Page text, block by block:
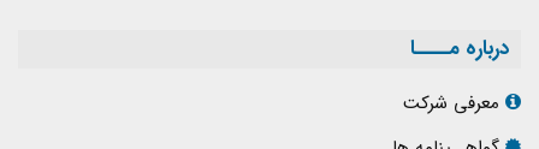
درباره مــــا
معرفی شرکت